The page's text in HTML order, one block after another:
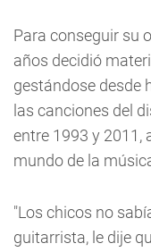
Para conseguir su
años decidió
gestándose desde
las canciones del
entre 1993 y 2011,
mundo de la
"Los chicos no
guitarrista, le dije